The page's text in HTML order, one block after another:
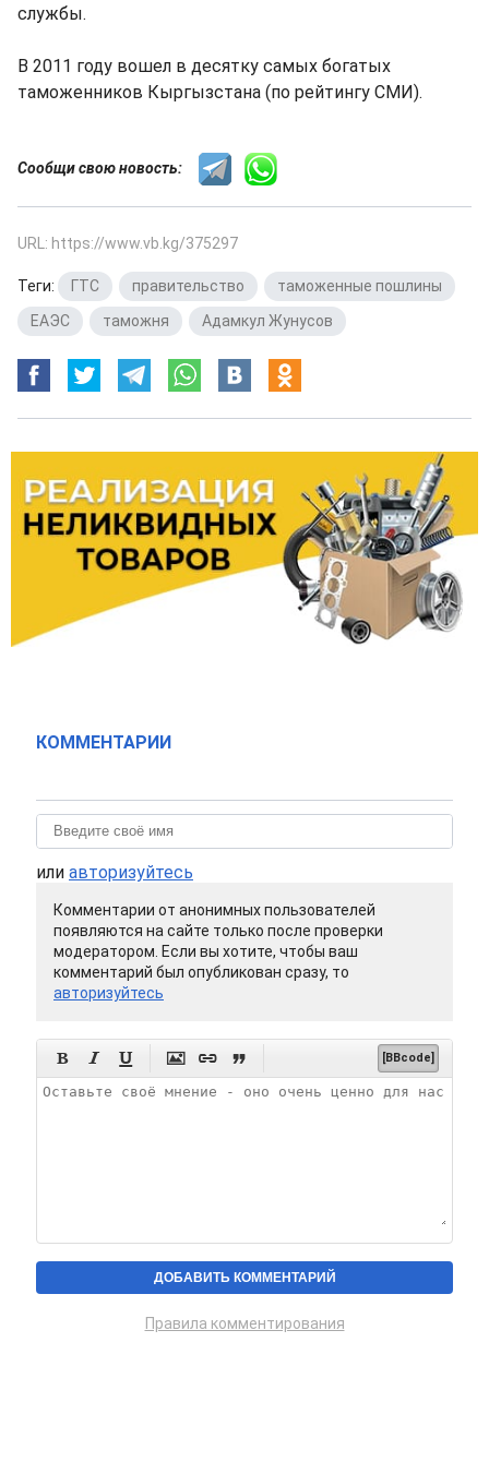
службы.
В 2011 году вошел в десятку самых богатых
таможенников Кыргызстана (по рейтингу СМИ).
Сообщи свою новость:
URL: https://www.vb.kg/375297
Теги: ГТС правительство таможенные пошлины
ЕАЭС
таможня Адамкул Жунусов
КОММЕНТАРИИ
или авторизуйтесь
Комментарии от анонимных пользователей
появляются на сайте только после проверки
модератором. Если вы хотите, чтобы ваш
комментарий был опубликован сразу, то
авторизуйтесь
      [BBcode]
Правила комментирования